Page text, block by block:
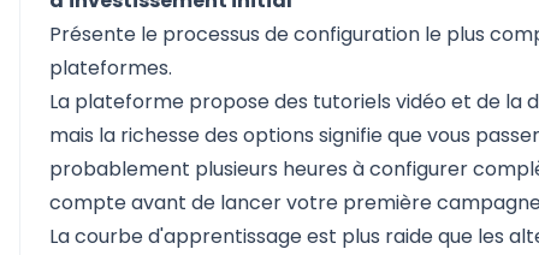
Présente le processus de configuration le plus
plateformes.
La plateforme propose des tutoriels vidéo et de la
mais la richesse des options signifie que vous
probablement plusieurs heures à configurer
compte avant de lancer votre première
La courbe d'apprentissage est plus raide que les